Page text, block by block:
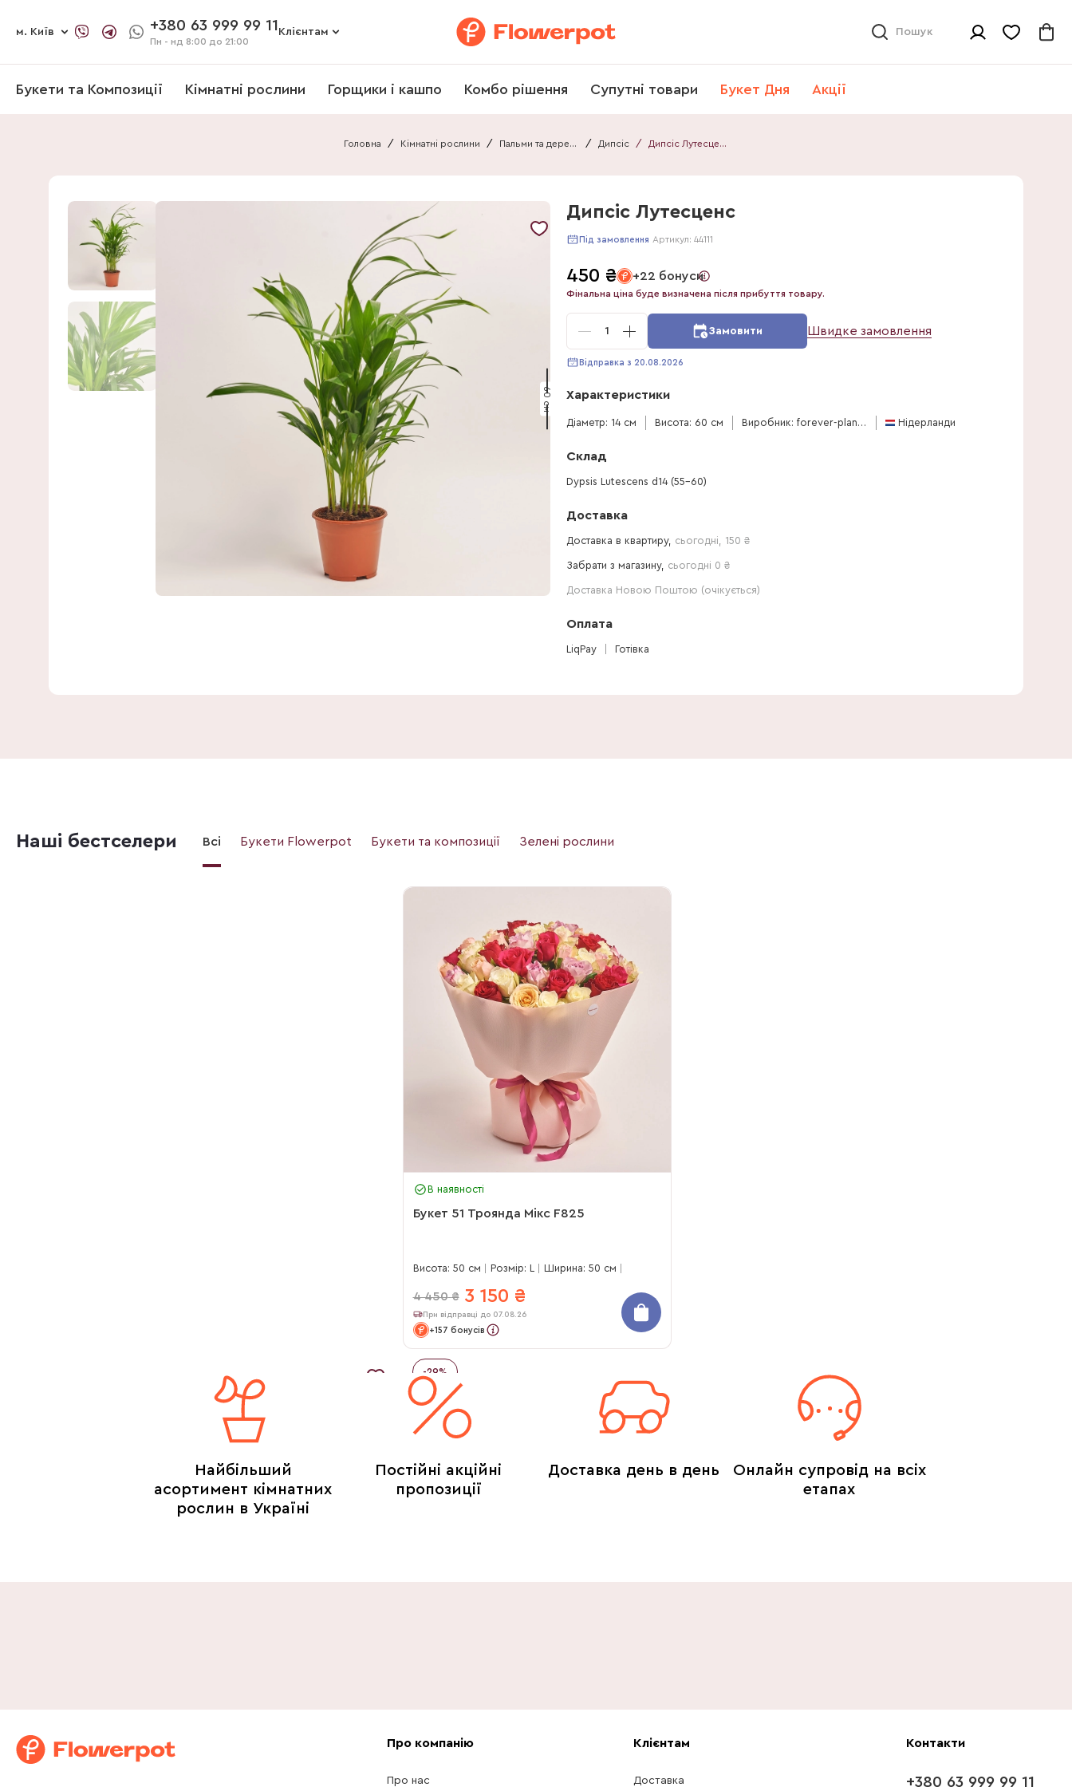
м. Київ +380 63 999 99 11
Пн - нд 8:00 до 21:00
Клієнтам Пошук
Букети та Композиції Кімнатні рослини Горщики і кашпо Комбо рішення Супутні товари Букет Дня Акції
Головна / Кімнатні рослини / Пальми та дерева / Дипсіс / Дипсіс Лутесценс
60 см
Дипсіс Лутесценс
Під замовлення Артикул: 44111
450 ₴ +22 бонуси
Фінальна ціна буде визначена після прибуття товару.
1 Замовити Швидке замовлення
Відправка з 20.08.2026
Характеристики
Діаметр: 14 см Висота: 60 см Виробник: forever-plants-group Нідерланди
Склад
Dypsis Lutescens d14 (55-60)
Доставка
Доставка в квартиру, сьогодні 150 ₴
Забрати з магазину, сьогодні 0 ₴
Доставка Новою Поштою (очікується)
Оплата
LiqPay Готівка
Наші бестселери Всі Букети Flowerpot Букети та композиції Зелені рослини
В наявності
Букет 51 Троянда Мікс F825
Висота: 50 см Розмір: L Ширина: 50 см
4 450 ₴ 3 150 ₴
При відправці до 07.08.26
+157 бонусів
-29%
Найбільший
асортимент кімнатних
рослин в Україні
Постійні акційні
пропозиції
Доставка день в день
Онлайн супровід на всіх
етапах
Про компанію
Про нас
Клієнтам
Доставка
Контакти
+380 63 999 99 11